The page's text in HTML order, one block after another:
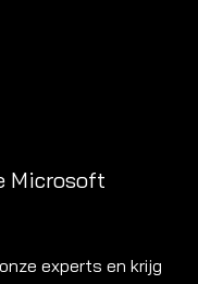
Microsoft
experts en krijg